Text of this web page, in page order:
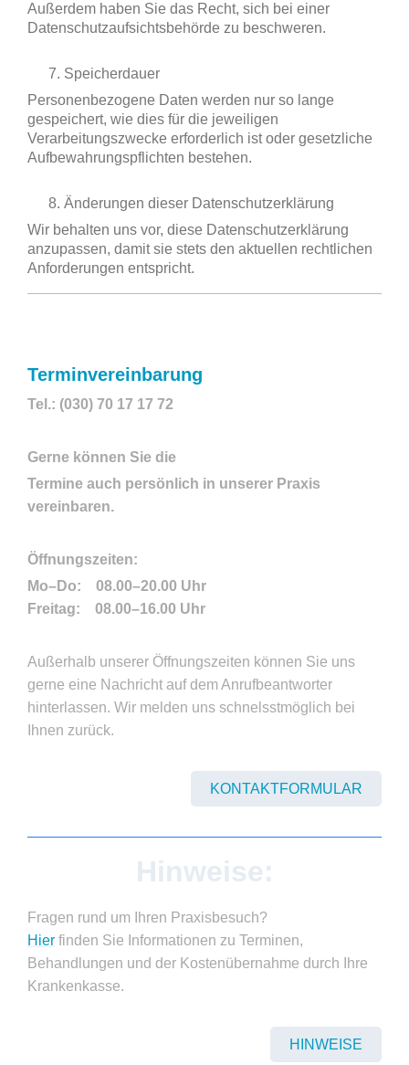
Außerdem haben Sie das Recht, sich bei einer
Datenschutzaufsichtsbehörde zu beschweren.
Speicherdauer
Personenbezogene Daten werden nur so lange
gespeichert, wie dies für die jeweiligen
Verarbeitungszwecke erforderlich ist oder gesetzliche
Aufbewahrungspflichten bestehen.
Änderungen dieser Datenschutzerklärung
Wir behalten uns vor, diese Datenschutzerklärung
anzupassen, damit sie stets den aktuellen rechtlichen
Anforderungen entspricht.
Terminvereinbarung
Tel.: (030) 70 17 17 72
Gerne können Sie die
Termine auch persönlich in unserer Praxis
vereinbaren.
Öffnungszeiten:
Mo–Do: 08.00–20.00 Uhr
Freitag: 08.00–16.00 Uhr
Außerhalb unserer Öffnungszeiten können Sie uns
gerne eine Nachricht auf dem Anrufbeantworter
hinterlassen. Wir melden uns schnelsstmöglich bei
Ihnen zurück.
KONTAKTFORMULAR
Hinweise:
Fragen rund um Ihren Praxisbesuch?
Hier finden Sie Informationen zu Terminen,
Behandlungen und der Kostenübernahme durch Ihre
Krankenkasse.
HINWEISE